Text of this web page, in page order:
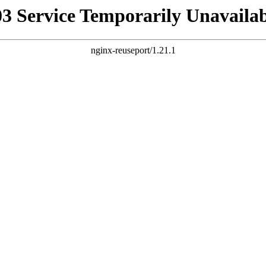
Service Temporarily
nginx-reuseport/1.21.1